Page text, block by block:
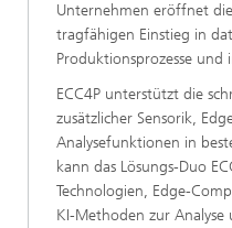
Unternehmen eröffnet
tragfähigen Einstieg in
Produktionsprozesse
ECC4P unterstützt die
zusätzlicher Sensorik,
Analysefunktionen in
kann das Lösungs-Duo
Technologien, Edge-
KI-Methoden zur